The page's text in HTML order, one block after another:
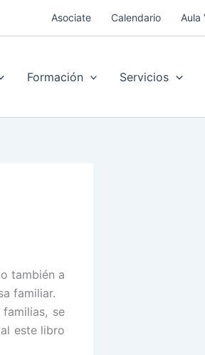
Asociate Calendario Aula
Formación Servicios
también a
familiar.
se
este libro